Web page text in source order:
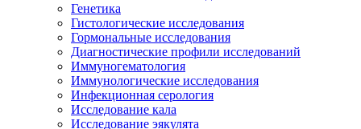
Генетика
Гистологические исследования
Гормональные исследования
Диагностические профили исследований
Иммуногематология
Иммунологические исследования
Инфекционная серология
Исследование кала
Исследование эякулята